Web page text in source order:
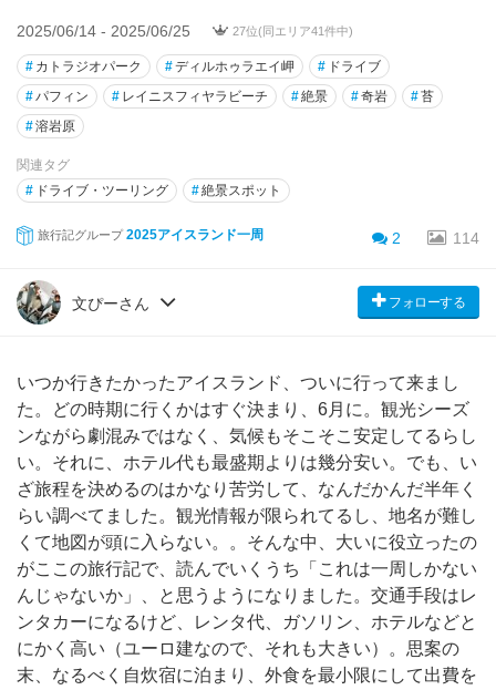
2025/06/14 - 2025/06/25 27位(同エリア41件中)
# カトラジオパーク #ディルホゥラエイ岬 # ドライブ
# パフィン # レイニスフィヤラビーチ #絶景 #奇岩 #苔
#溶岩原
関連タグ
# ドライブ・ツーリング #絶景スポット
旅行記グループ 2025アイスランド一周 2 114
文ぴーさん フォローする
いつか行きたかったアイスランド、ついに行って来まし
た。どの時期に行くかはすぐ決まり、6月に。観光シーズ
ンながら劇混みではなく、気候もそこそこ安定してるらし
い。それに、ホテル代も最盛期よりは幾分安い。でも、い
ざ旅程を決めるのはかなり苦労して、なんだかんだ半年く
らい調べてました。観光情報が限られてるし、地名が難し
くて地図が頭に入らない。。そんな中、大いに役立ったの
がここの旅行記で、読んでいくうち「これは一周しかない
んじゃないか」、と思うようになりました。交通手段はレ
ンタカーになるけど、レンタ代、ガソリン、ホテルなどと
にかく高い（ユーロ建なので、それも大きい）。思案の
末、なるべく自炊宿に泊まり、外食を最小限にして出費を